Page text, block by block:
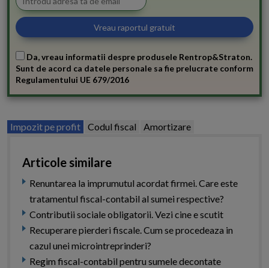
Da, vreau informatii despre produsele Rentrop&Straton.
Sunt de acord ca datele personale sa fie prelucrate conform
Regulamentului UE 679/2016
Impozit pe profit Codul fiscal Amortizare
Articole similare
Renuntarea la imprumutul acordat firmei. Care este
tratamentul fiscal-contabil al sumei respective?
Contributii sociale obligatorii. Vezi cine e scutit
Recuperare pierderi fiscale. Cum se procedeaza in
cazul unei microintreprinderi?
Regim fiscal-contabil pentru sumele decontate